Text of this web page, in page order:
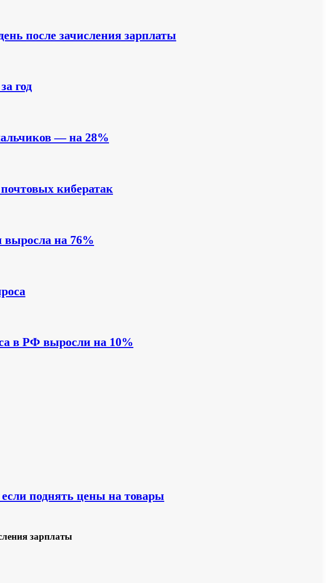
после зачисления зарплаты
год
— на 28%
кибератак
выросла на 76%
в РФ выросли на 10%
поднять цены на товары
зарплаты